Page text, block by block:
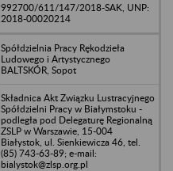
992700/611/147/2018-SAK, UNP:
2018-00020214
Spółdzielnia Pracy Rękodzieła
Ludowego i Artystycznego
BALTSKÓR, Sopot
Składnica Akt Związku Lustracyjnego
Spółdzielni Pracy w Białymstoku -
podległa pod Delegaturę Regionalną
ZSLP w Warszawie, 15-004
Białystok, ul. Sienkiewicza 46, tel.
(85) 743-63-89; e-mail:
bialystok@zlsp.org.pl